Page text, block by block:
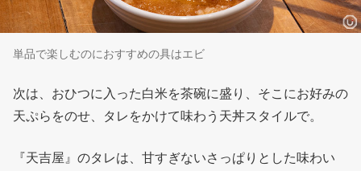
単品で楽しむのにおすすめの具はエビ
次は、おひつに入った白米を茶碗に盛り、そこにお好みの
天ぷらをのせ、タレをかけて味わう天丼スタイルで。
『天吉屋』のタレは、甘すぎないさっぱりとした味わい